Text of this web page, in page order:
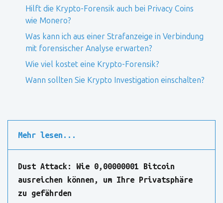
Hilft die Krypto-Forensik auch bei Privacy Coins
wie Monero?
Was kann ich aus einer Strafanzeige in Verbindung
mit forensischer Analyse erwarten?
Wie viel kostet eine Krypto-Forensik?
Wann sollten Sie Krypto Investigation einschalten?
Mehr lesen...
Dust Attack: Wie 0,00000001 Bitcoin
ausreichen können, um Ihre Privatsphäre
zu gefährden